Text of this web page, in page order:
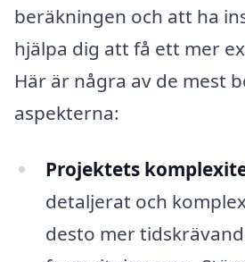
beräkningen och att ha
hjälpa dig att få ett mer
Här är några av de mest
aspekterna:
Projektets
detaljerat och
desto mer